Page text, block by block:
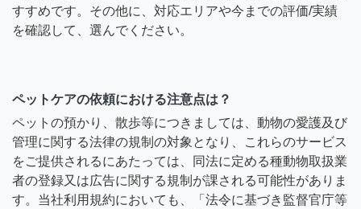
すすめです。その他に、対応エリアや今までの評価/実績
を確認して、選んでください。
ペットケアの依頼における注意点は？
ペットの預かり、散歩等につきましては、動物の愛護及び
管理に関する法律の規制の対象となり、これらのサービス
をご提供されるにあたっては、同法に定める種動物取扱業
者の登録又は広告に関する規制が課される可能性がありま
す。当社利用規約においても、「法令に基づき監督官庁等